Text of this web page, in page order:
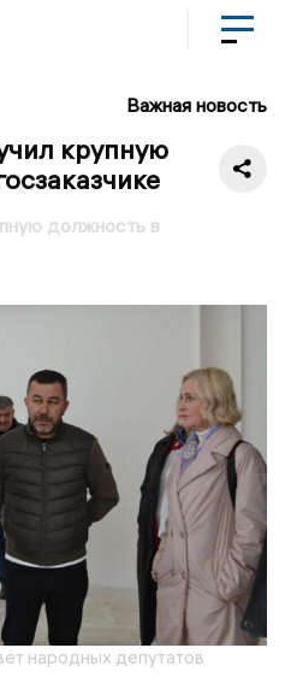
Важная новость
крупную
должность в
народных депутатов